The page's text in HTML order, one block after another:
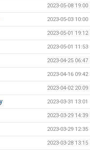
2023-05-08 19:00
2023-05-03 10:00
2023-05-01 19:12
2023-05-01 11:53
2023-04-25 06:47
2023-04-16 09:42
2023-04-02 20:09
2023-03-31 13:01
2023-03-29 14:39
2023-03-29 12:35
2023-03-28 13:15